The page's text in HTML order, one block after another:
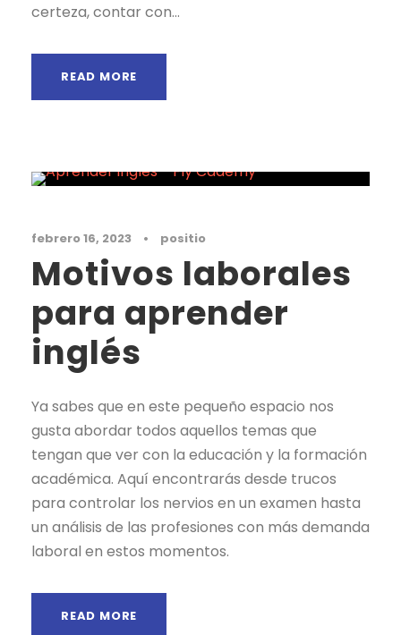
certeza, contar con...
READ MORE
febrero 16, 2023 • positio
Motivos laborales
para aprender
inglés
Ya sabes que en este pequeño espacio nos
gusta abordar todos aquellos temas que
tengan que ver con la educación y la formación
académica. Aquí encontrarás desde trucos
para controlar los nervios en un examen hasta
un análisis de las profesiones con más demanda
laboral en estos momentos.
READ MORE